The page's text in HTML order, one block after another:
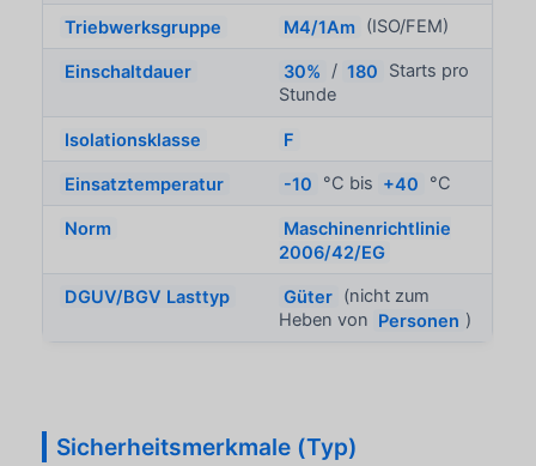
Triebwerksgruppe M4/1Am (ISO/FEM)
Einschaltdauer 30% / 180
Starts pro
Stunde
Isolationsklasse F
Einsatztemperatur -10 °C bis +40 °C
Norm
Maschinenrichtlinie
2006/42/EG
DGUV/BGV Lasttyp Güter (nicht zum
Heben von Personen )
Sicherheitsmerkmale (Typ)